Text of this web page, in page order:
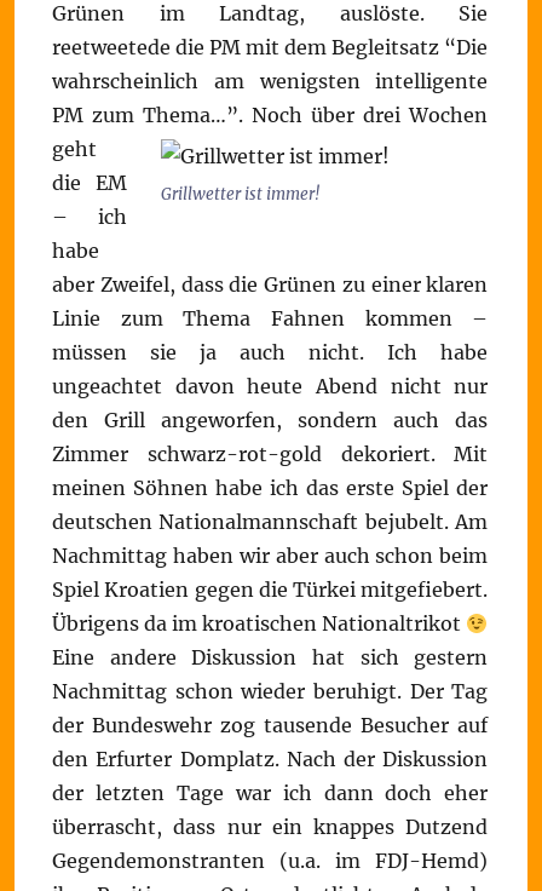
Grünen im Landtag, auslöste. Sie
reetweetede die PM mit dem Begleitsatz “Die
wahrscheinlich am wenigsten intelligente
PM zum Thema…”.
Grillwetter ist immer!
Noch über drei Wochen
geht
die EM
– ich
habe
aber Zweifel, dass die Grünen zu einer klaren
Linie zum Thema Fahnen kommen –
müssen sie ja auch nicht. Ich habe
ungeachtet davon heute Abend nicht nur
den Grill angeworfen, sondern auch das
Zimmer schwarz-rot-gold dekoriert. Mit
meinen Söhnen habe ich das erste Spiel der
deutschen Nationalmannschaft bejubelt. Am
Nachmittag haben wir aber auch schon beim
Spiel Kroatien gegen die Türkei mitgefiebert.
Übrigens da im kroatischen Nationaltrikot
Eine andere Diskussion hat sich gestern
Nachmittag schon wieder beruhigt. Der Tag
der Bundeswehr zog tausende Besucher auf
den Erfurter Domplatz. Nach der Diskussion
der letzten Tage war ich dann doch eher
überrascht, dass nur ein knappes Dutzend
Gegendemonstranten (u.a. im FDJ-Hemd)